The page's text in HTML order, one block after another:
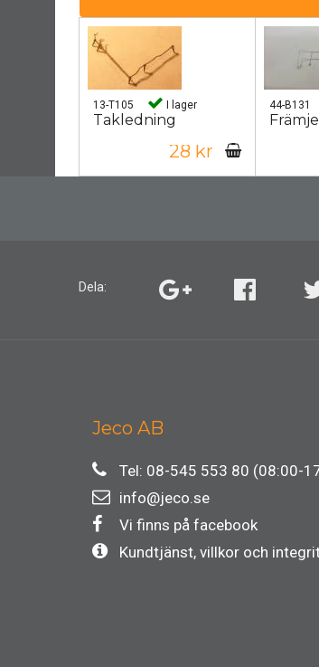
13-T105 I lager
Takledning
28 kr
44-B131
Dela:
Jeco AB
Tel: 08-545 553 80 (08:00-
info@jeco.se
Vi finns på facebook
Kundtjänst, villkor och